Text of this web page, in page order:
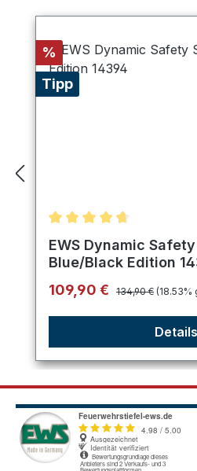
Rabatt
%
Tipp
Durchschnittliche
EWS Dynamic
Blue/Black Edition
Verkaufspreis:
109,90 € Regulärer Preis:
134,90 € (18.53%
Details